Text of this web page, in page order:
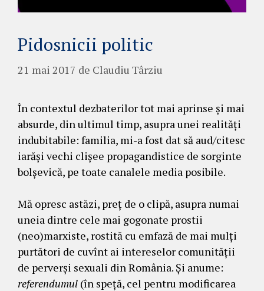
Pidosnicii politic
21 mai 2017 de Claudiu Târziu
În contextul dezbaterilor tot mai aprinse și mai
absurde, din ultimul timp, asupra unei realități
indubitabile: familia, mi-a fost dat să aud/citesc
iarăși vechi clișee propagandistice de sorginte
bolșevică, pe toate canalele media posibile.
Mă opresc astăzi, preț de o clipă, asupra numai
uneia dintre cele mai gogonate prostii
(neo)marxiste, rostită cu emfază de mai mulți
purtători de cuvînt ai intereselor comunității
de perverși sexuali din România. Și anume:
referendumul (în speță, cel pentru modificarea